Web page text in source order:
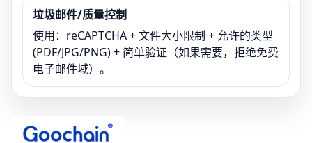
垃圾邮件/质量控制
使用：reCAPTCHA + 文件大小限制 + 允许的类型
(PDF/JPG/PNG) + 简单验证（如果需要，拒绝免费
电子邮件域）。